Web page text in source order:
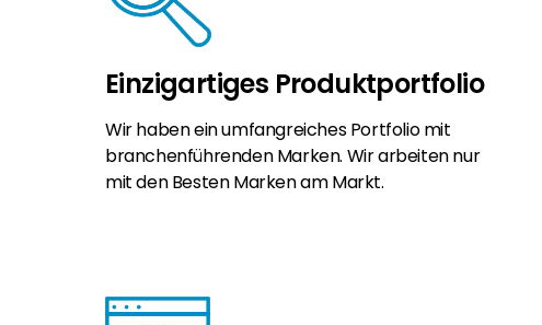
Einzigartiges Produktportfolio
Wir haben ein umfangreiches Portfolio mit
branchenführenden Marken. Wir arbeiten nur
mit den Besten Marken am Markt.